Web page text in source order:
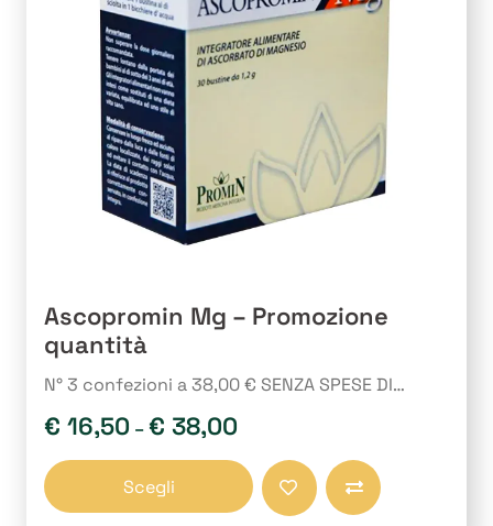
Ascopromin Mg – Promozione
quantità
N° 3 confezioni a 38,00 € SENZA SPESE DI…
€ 16,50 –€ 38,00
Scegli
Questo
prodotto